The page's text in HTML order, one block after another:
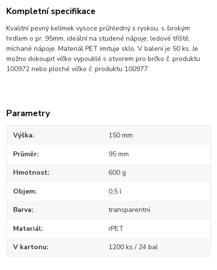
Kompletní specifikace
Kvalitní pevný kelímek vysoce průhledný s ryskou, s širokým
hrdlem o pr. 95mm, ideální na studené nápoje, ledové tříště,
míchané nápoje. Materiál PET imituje sklo. V balení je 50 ks. Je
možno dokoupit víčko vypouklé s otvorem pro brčko č. produktu
100972 nebo ploché víčko č. produktu 100977.
Parametry
Výška 150 mm
Průměr 95 mm
Hmotnost 600 g
Objem 0,5 l
Barva transparentní
Materiál rPET
V kartonu 1200 ks / 24 bal